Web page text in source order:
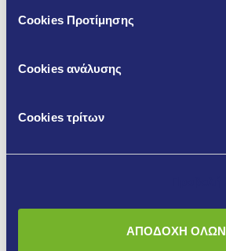
Cookies Προτίμησης
Cookies ανάλυσης
Cookies τρίτων
ΑΠΟΔΟΧΗ ΟΛΩΝ